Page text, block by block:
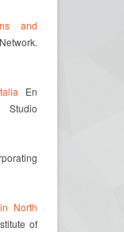
and
En
North
of